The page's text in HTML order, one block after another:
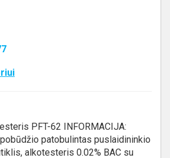
PFT-62 INFORMACIJA:
patobulintas puslaidininkio
alkotesteris 0.02% BAC su